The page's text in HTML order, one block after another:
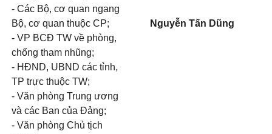
- Các Bộ, cơ quan ngang
Bộ, cơ quan thuộc CP;
- VP BCĐ TW về phòng,
chống tham nhũng;
- HĐND, UBND các tỉnh,
TP trực thuộc TW;
- Văn phòng Trung ương
và các Ban của Đảng;
- Văn phòng Chủ tịch
Nguyễn Tấn Dũng